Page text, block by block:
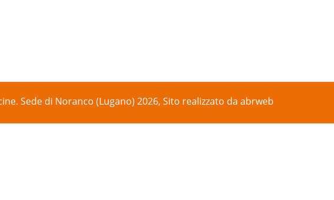
Sede di Noranco (Lugano) 2026, Sito realizzato da abrweb